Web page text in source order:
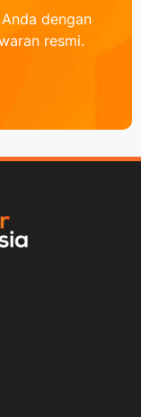
dengan
resmi.